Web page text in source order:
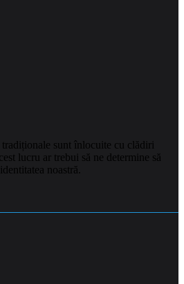
sunt înlocuite cu clădiri
lucru ar trebui să ne determine să
noastră.